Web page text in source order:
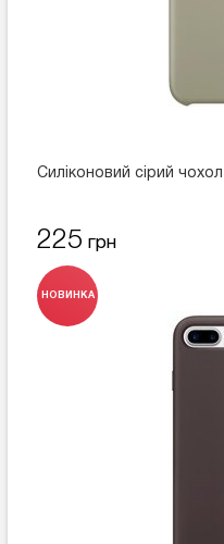
Силіконовий сірий
225 грн
НОВИНКА